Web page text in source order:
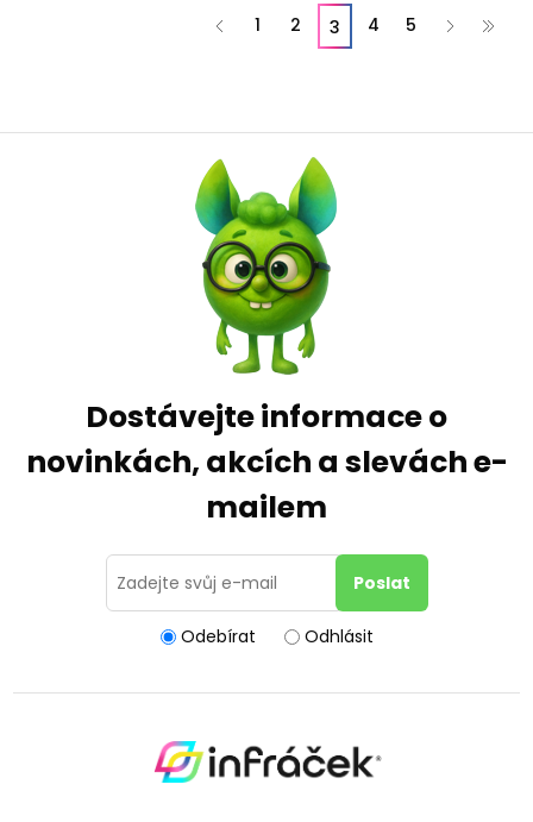
1 2 3 4 5
Dostávejte informace o
novinkách, akcích a slevách e-
mailem
Odebírat Odhlásit